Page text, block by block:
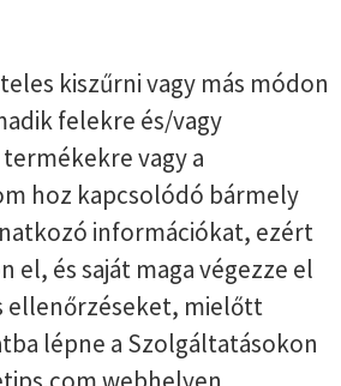
kiszűrni vagy más módon
felekre és/vagy
vagy a
hoz kapcsolódó bármely
információkat, ezért
el, és saját maga végezze el
ellenőrzéseket, mielőtt
lépne a Szolgáltatásokon